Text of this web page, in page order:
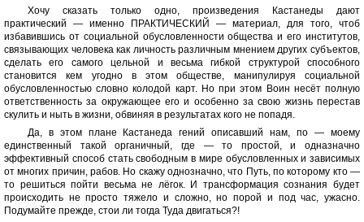
Хочу сказать только одно, произведения Кастанеды дают
практический — именно ПРАКТИЧЕСКИЙ — материал, для того, чтоб
избавившись от социальной обусловленности общества и его институтов,
связывающих человека как личность различным мнением других субъектов,
сделать его самого цельной и весьма гибкой структурой способного
становится кем угодно в этом обществе, манипулируя социальной
обусловленностью словно колодой карт. Но при этом Воин несёт полную
ответственность за окружающее его и особенно за свою жизнь перестав
скулить и ныть в жизни, обвиняя в результатах кого не попадя.
Да, в этом плане Кастанеда гений описавший нам, по — моему
единственный такой органичный, где — то простой, и одназначно
эффективный способ стать свободным в мире обусловленных и зависимых
от многих причин, рабов. Но скажу однозначно, что Путь, по которому кто —
то решиться пойти весьма не лёгок. И трансформация сознания будет
происходить не просто тяжело и сложно, но порой и под час, ужасно.
Подумайте прежде, стои ли тогда Туда двигаться?!